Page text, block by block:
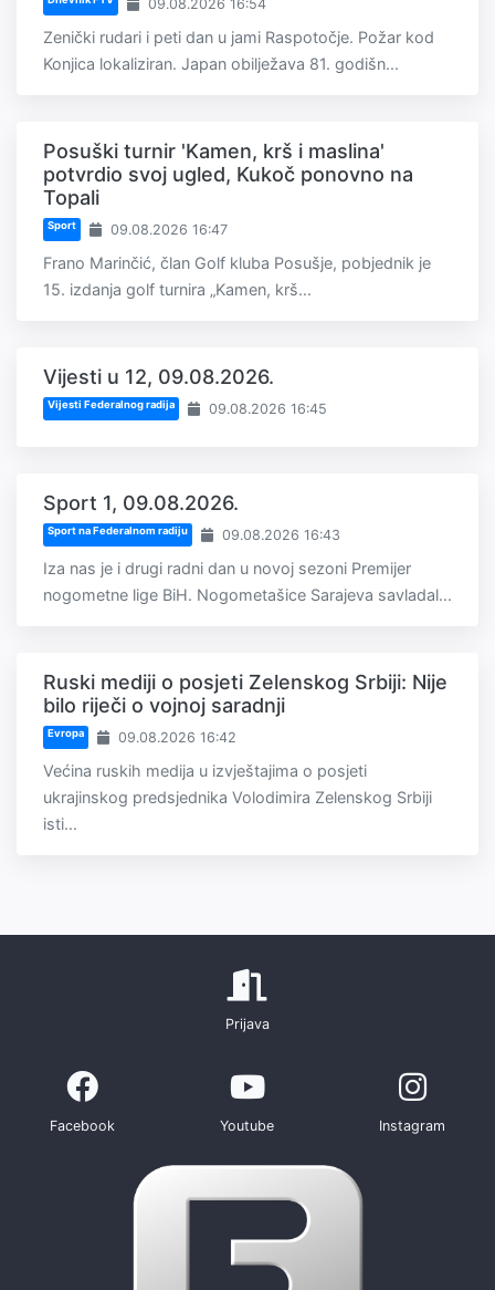
09.08.2026 16:54
Zenički rudari i peti dan u jami Raspotočje. Požar kod
Konjica lokaliziran. Japan obilježava 81. godišn...
Posuški turnir 'Kamen, krš i maslina'
potvrdio svoj ugled, Kukoč ponovno na
Topali
Sport 09.08.2026 16:47
Frano Marinčić, član Golf kluba Posušje, pobjednik je
15. izdanja golf turnira „Kamen, krš...
Vijesti u 12, 09.08.2026.
Vijesti Federalnog radija 09.08.2026 16:45
Sport 1, 09.08.2026.
Sport na Federalnom radiju 09.08.2026 16:43
Iza nas je i drugi radni dan u novoj sezoni Premijer
nogometne lige BiH. Nogometašice Sarajeva savladal...
Ruski mediji o posjeti Zelenskog Srbiji: Nije
bilo riječi o vojnoj saradnji
Evropa 09.08.2026 16:42
Većina ruskih medija u izvještajima o posjeti
ukrajinskog predsjednika Volodimira Zelenskog Srbiji
isti...
Prijava
Facebook Youtube Instagram